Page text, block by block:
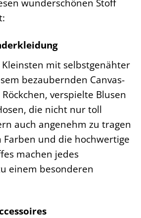
wunderschönen Stoff
mit selbstgenähter
bezaubernden Canvas-
verspielte Blusen
die nicht nur toll
auch angenehm zu tragen
Farben und die hochwertige
machen jedes
einem besonderen